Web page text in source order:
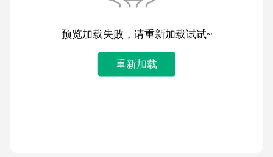
预览加载失败，请重新加载试试~
重新加载